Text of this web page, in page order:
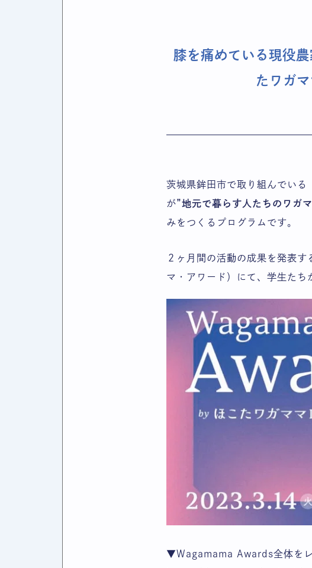
膝を痛めている現役
たワガ
茨城県鉾田市で取り組んでいる
が”地元で暮らす人たちのワガ
みをつくるプログラムです。
２ヶ月間の活動の成果を発表
マ・アワード）にて、学生たち
▼Wagamama Awards全体を